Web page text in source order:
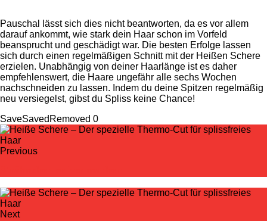
Pauschal lässt sich dies nicht beantworten, da es vor allem
darauf ankommt, wie stark dein Haar schon im Vorfeld
beansprucht und geschädigt war. Die besten Erfolge lassen
sich durch einen regelmäßigen Schnitt mit der Heißen Schere
erzielen. Unabhängig von deiner Haarlänge ist es daher
empfehlenswert, die Haare ungefähr alle sechs Wochen
nachschneiden zu lassen. Indem du deine Spitzen regelmäßig
neu versiegelst, gibst du Spliss keine Chance!
SaveSaved Removed 0
Previous
Next